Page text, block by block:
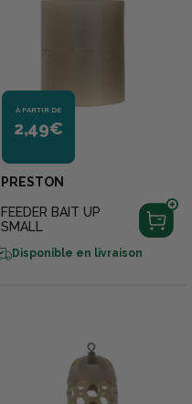
À PARTIR DE
2,49€
PRESTON
FEEDER BAIT UP
SMALL
Disponible en livraison